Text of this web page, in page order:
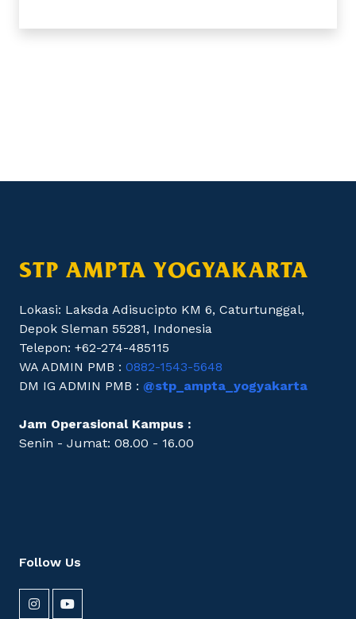
STP AMPTA YOGYAKARTA
Lokasi: Laksda Adisucipto KM 6, Caturtunggal,
Depok Sleman 55281, Indonesia
Telepon: +62-274-485115
WA ADMIN PMB : 0882-1543-5648
DM IG ADMIN PMB : @stp_ampta_yogyakarta
Jam Operasional Kampus :
Senin - Jumat: 08.00 - 16.00
Follow Us